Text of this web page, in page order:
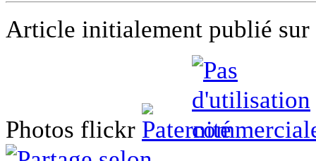
Article initialement publié
Photos flickr